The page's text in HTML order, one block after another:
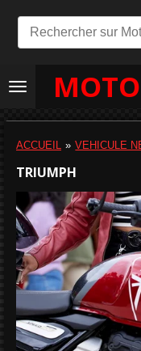
Passer
au
principal
ACCUEIL » VEHICULE
TRIUMPH